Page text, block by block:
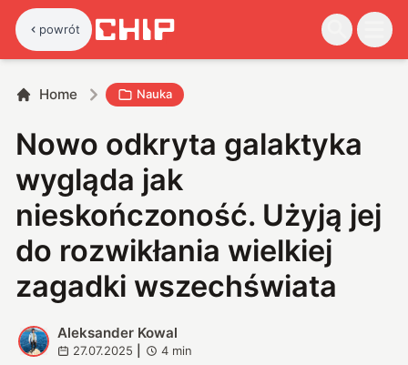
powrót
Home Nauka
Nowo odkryta galaktyka
wygląda jak
nieskończoność. Użyją jej
do rozwikłania wielkiej
zagadki wszechświata
A
Aleksander Kowal
27.07.2025 4 min